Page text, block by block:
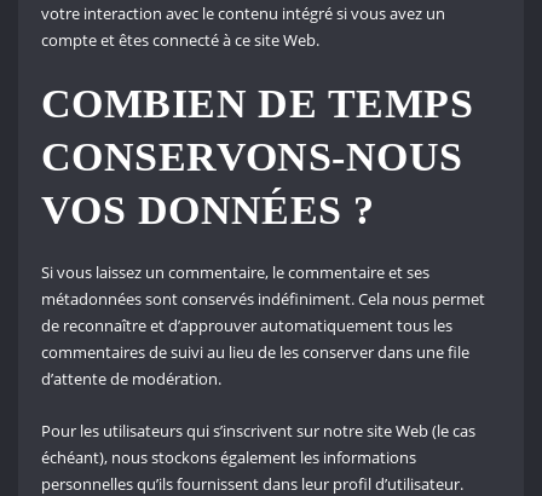
votre interaction avec le contenu intégré si vous avez un
compte et êtes connecté à ce site Web.
COMBIEN DE TEMPS
CONSERVONS-NOUS
VOS DONNÉES ?
Si vous laissez un commentaire, le commentaire et ses
métadonnées sont conservés indéfiniment. Cela nous permet
de reconnaître et d’approuver automatiquement tous les
commentaires de suivi au lieu de les conserver dans une file
d’attente de modération.
Pour les utilisateurs qui s’inscrivent sur notre site Web (le cas
échéant), nous stockons également les informations
personnelles qu’ils fournissent dans leur profil d’utilisateur.